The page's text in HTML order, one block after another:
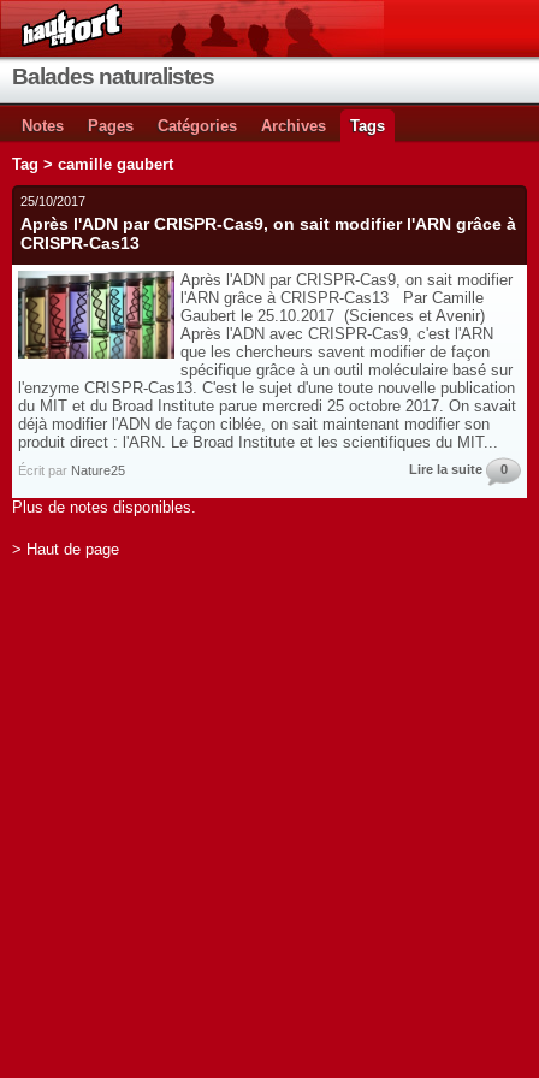
Balades naturalistes
Notes Pages Catégories Archives Tags
Tag > camille gaubert
25/10/2017
Après l'ADN par CRISPR-Cas9, on sait modifier l'ARN grâce à
CRISPR-Cas13
Après l'ADN par CRISPR-Cas9, on sait modifier
l'ARN grâce à CRISPR-Cas13 Par Camille
Gaubert le 25.10.2017 (Sciences et Avenir)
Après l'ADN avec CRISPR-Cas9, c'est l'ARN
que les chercheurs savent modifier de façon
spécifique grâce à un outil moléculaire basé sur
l'enzyme CRISPR-Cas13. C'est le sujet d'une toute nouvelle publication
du MIT et du Broad Institute parue mercredi 25 octobre 2017. On savait
déjà modifier l'ADN de façon ciblée, on sait maintenant modifier son
produit direct : l'ARN. Le Broad Institute et les scientifiques du MIT...
Écrit par Nature25 Lire la suite 0
Plus de notes disponibles.
> Haut de page